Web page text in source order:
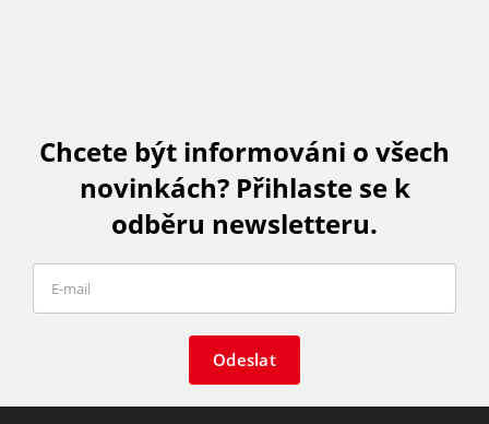
Chcete být informováni o všech
novinkách? Přihlaste se k
odběru newsletteru.
Odeslat